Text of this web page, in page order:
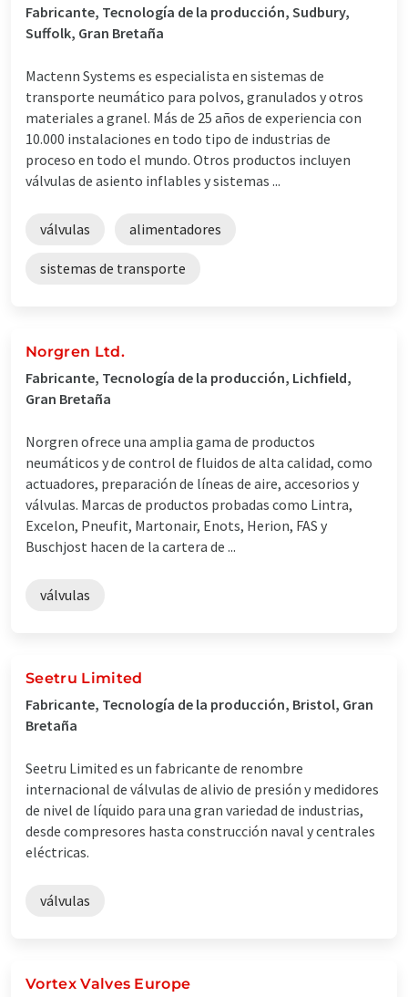
Fabricante, Tecnología de la producción, Sudbury,
Suffolk, Gran Bretaña
Mactenn Systems es especialista en sistemas de
transporte neumático para polvos, granulados y otros
materiales a granel. Más de 25 años de experiencia con
10.000 instalaciones en todo tipo de industrias de
proceso en todo el mundo. Otros productos incluyen
válvulas de asiento inflables y sistemas ...
válvulas alimentadores
sistemas de transporte
Norgren Ltd.
Fabricante, Tecnología de la producción, Lichfield,
Gran Bretaña
Norgren ofrece una amplia gama de productos
neumáticos y de control de fluidos de alta calidad, como
actuadores, preparación de líneas de aire, accesorios y
válvulas. Marcas de productos probadas como Lintra,
Excelon, Pneufit, Martonair, Enots, Herion, FAS y
Buschjost hacen de la cartera de ...
válvulas
Seetru Limited
Fabricante, Tecnología de la producción, Bristol, Gran
Bretaña
Seetru Limited es un fabricante de renombre
internacional de válvulas de alivio de presión y medidores
de nivel de líquido para una gran variedad de industrias,
desde compresores hasta construcción naval y centrales
eléctricas.
válvulas
Vortex Valves Europe